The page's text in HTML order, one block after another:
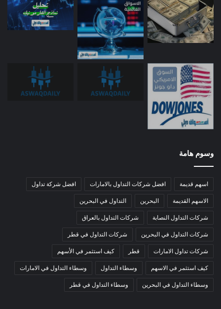
وسوم هامة
اسهم قديمة افضل شركات التداول بالامارات افضل شركة تداول
الاسهم القديمة البحرين التداول في البحرين
شركات التداول النصابة شركات التداول بالعراق
شركات التداول في البحرين شركات التداول في قطر
شركات تداول الامارات قطر كيف استثمر في الأسهم
كيف استثمر في الاسهم وسطاء التداول وسطاء التداول في الامارات
وسطاء التداول في البحرين وسطاء التداول في قطر